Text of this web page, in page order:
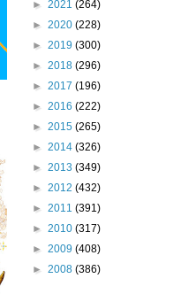
► 2021 (264)
► 2020 (228)
► 2019 (300)
► 2018 (296)
► 2017 (196)
► 2016 (222)
► 2015 (265)
► 2014 (326)
► 2013 (349)
► 2012 (432)
► 2011 (391)
► 2010 (317)
► 2009 (408)
► 2008 (386)